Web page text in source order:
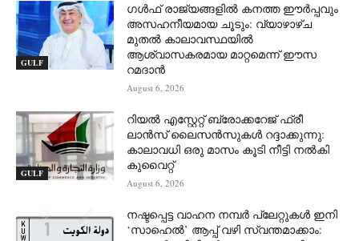
GULF
ഗൾഫ് രാജ്യങ്ങളിൽ കനത്ത ഈർപ്പവും
അസഹനീയമായ ചൂടും: വ്യാഴാഴ്ച
മുതൽ കാലാവസ്ഥയിൽ
ആശ്വാസകരമായ മാറ്റമെന്ന് ഈസ
റമദാൻ
August 6, 2026
GULF
റിയൽ എസ്റ്റേറ്റ് ബ്രോക്കറേജ് ഫ്രീ
ലാൻസ് ലൈസൻസുകൾ റദ്ദാക്കുന്നു:
കാലാവധി ഒരു മാസം കൂടി നീട്ടി നൽകി
കുവൈറ്റ്
August 6, 2026
നഷ്ടപ്പെട്ട വാഹന നമ്പർ പ്ലേറ്റുകൾ ഇനി
‘സാഹെൽ’ ആപ്പ് വഴി സ്വന്തമാക്കാം: